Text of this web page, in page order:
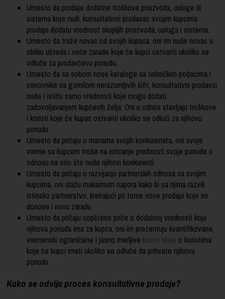
Umesto da prodaje dodatne troškove proizvoda, usluge ili
sistema koje nudi, konsultativni prodavac svojim kupcima
prodaje dodatu vrednost skupljih proizvoda, usluga i sistema.
Umesto da traže novac od svojih kupaca, oni im nude novac u
obliku ušteda i veće zarade koje će kupci ostvariti ukoliko se
odluče za prodavčevu ponudu.
Umesto da sa sobom nose kataloge sa tehničkim podacima i
cenovnike sa gomilom nerazumljivih šifri, konsultativni prodavci
nude i ističu samo vrednosti koje mogu dodati
zadovoljavanjem kupčevih želja. Oni u odnos stavljaju troškove
i koristi koje će kupac ostvariti ukoliko se odluči za njihovu
ponudu.
Umesto da pričaju o manama svojih konkurenata, oni svoje
vreme sa kupcem troše na isticanje prednosti svoje ponude u
odnosu na ono što nude njihovi konkurenti.
Umesto da pričaju o razvijanju partnerskih odnosa sa svojim
kupcima, oni ulažu maksimum napora kako bi sa njima razvili
istinsko partnerstvo, kreirajući pri tome nove prodaje koje im
donose i novu zaradu.
Umesto da pričaju uopštene priče o dodatnoj vrednosti koju
njihova ponuda ima za kupca, oni im prezentuju kvantifikovane,
vremenski ograničene i jasno merljive biznis ideje o koristima
koje će kupci imati ukoliko se odluče da prihvate njihovu
ponudu.
Kako se odvija proces konsultativne prodaje?